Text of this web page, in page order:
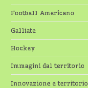
Football Americano
Galliate
Hockey
Immagini dal territorio
Innovazione e territorio